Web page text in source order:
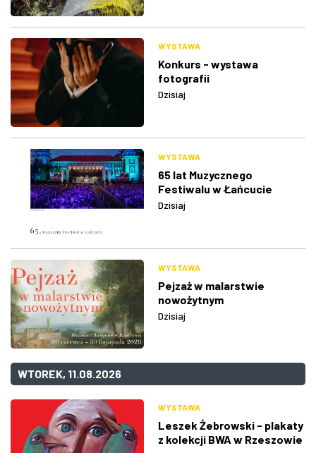
WYSTAWA
Konkurs - wystawa
fotografii
Dzisiaj
WYSTAWA
65 lat Muzycznego
Festiwalu w Łańcucie
Dzisiaj
WYSTAWA
Pejzaż w malarstwie
nowożytnym
Dzisiaj
WTOREK, 11.08.2026
WYSTAWA
Leszek Żebrowski - plakaty
z kolekcji BWA w Rzeszowie